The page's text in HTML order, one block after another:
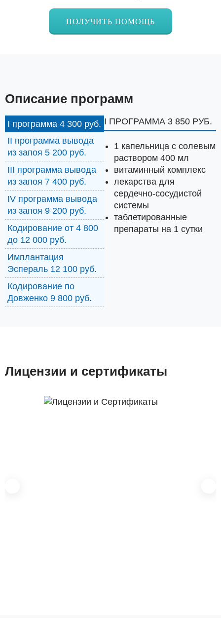
ПОЛУЧИТЬ ПОМОЩЬ
Описание программ
I программа 4 300 руб.
II программа вывода
из запоя 5 200 руб.
III программа вывода
из запоя 7 400 руб.
IV программа вывода
из запоя 9 200 руб.
Кодирование от 4 800
до 12 000 руб.
Имплантация
Эспераль 12 100 руб.
Кодирование по
Довженко 9 800 руб.
I ПРОГРАММА 3 850 РУБ.
1 капельница с солевым
раствором 400 мл
витаминный комплекс
лекарства для
сердечно-сосудистой
системы
таблетированные
препараты на 1 сутки
Лицензии и сертификаты